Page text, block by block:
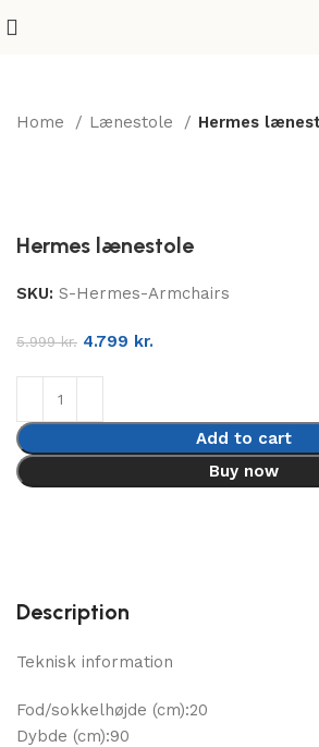
Home Lænestole Hermes
Hermes lænestole
SKU:S-Hermes-Armchairs
5.999kr. 4.799 kr.
Add to cart
Buy now
Description
Teknisk information
Fod/sokkelhøjde (cm):20
Dybde (cm):90